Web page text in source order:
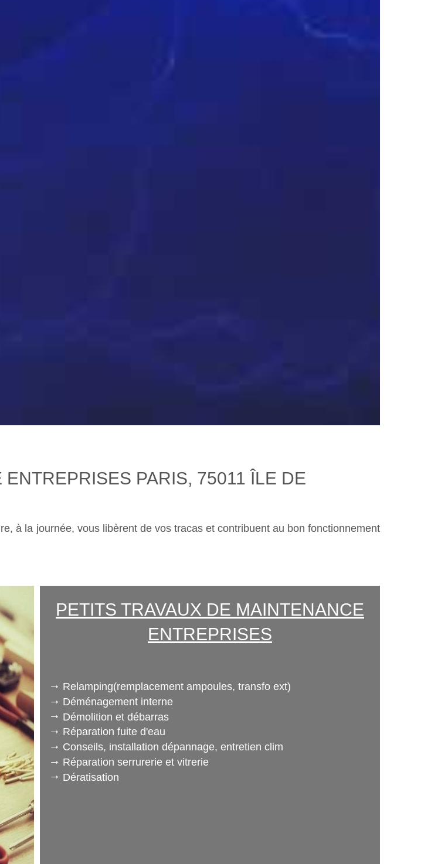
PARIS, 75011 ÎLE DE
à la journée, vous libèrent de vos tracas et contribuent au bon fonctionnement
PETITS TRAVAUX DE MAINTENANCE
ENTREPRISES
Relamping(remplacement ampoules, transfo ext)
Déménagement interne
Démolition et débarras
Réparation fuite d'eau
Conseils, installation dépannage, entretien clim
Réparation serrurerie et vitrerie
Dératisation